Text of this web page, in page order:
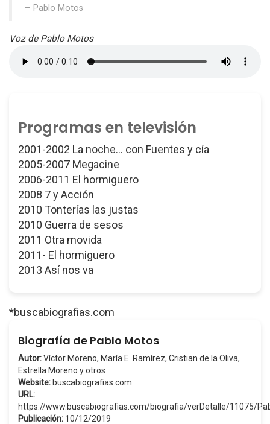
Pablo Motos
Voz de Pablo Motos
Programas en televisión
2001-2002 La noche... con Fuentes y cía
2005-2007 Megacine
2006-2011 El hormiguero
2008 7 y Acción
2010 Tonterías las justas
2010 Guerra de sesos
2011 Otra movida
2011- El hormiguero
2013 Así nos va
*buscabiografias.com
Biografía de Pablo Motos
Autor:Víctor Moreno, María E. Ramírez, Cristian de la Oliva,
Estrella Moreno y otros
Website: buscabiografias.com
URL:
https://www.buscabiografias.com/biografia/verDetalle/11075/
Publicación: 10/12/2019